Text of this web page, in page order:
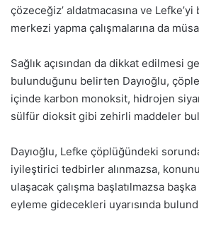
çözeceğiz’ aldatmacasına ve
merkezi yapma çalışmalarına da
Sağlık açısından da dikkat edilmesi
bulunduğunu belirten Dayıoğlu,
içinde karbon monoksit, hidrojen
sülfür dioksit gibi zehirli maddeler
Dayıoğlu, Lefke çöplüğündeki
iyileştirici tedbirler alınmazsa,
ulaşacak çalışma başlatılmazsa
eyleme gidecekleri uyarısında